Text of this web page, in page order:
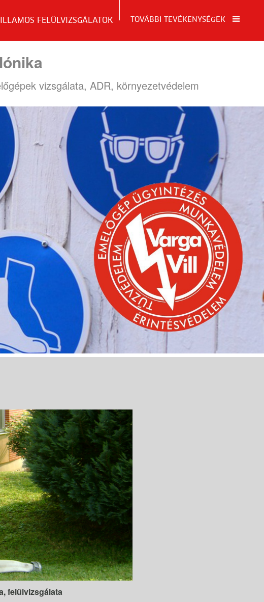
FELÜLVIZSGÁLATOK TOVÁBBI TEVÉKENYSÉGEK
vizsgálata, ADR, környezetvédelem
felülvizsgálata